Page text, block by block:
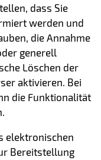
dass Sie
werden und
die Annahme
generell
Löschen der
aktivieren. Bei
die Funktionalität
elektronischen
Bereitstellung